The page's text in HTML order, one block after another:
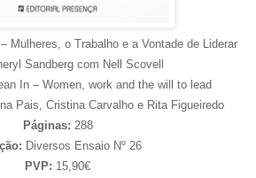
Mulheres, o Trabalho e a Vontade de Liderar
Sandberg com Nell Scovell
In – Women, work and the will to lead
Pais, Cristina Carvalho e Rita Figueiredo
Páginas: 288
Diversos Ensaio Nº 26
PVP: 15,90€